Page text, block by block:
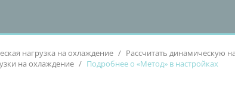
нагрузка на охлаждение Рассчитать динамическую
на охлаждение
Подробнее о «Метод» в настройках